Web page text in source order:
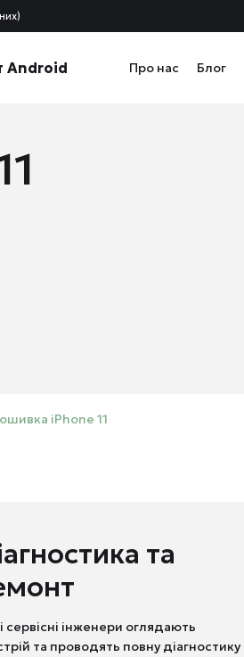
Android Про нас Блог
iPhone 11
та
сервісні інженери оглядають
та проводять повну діагностику